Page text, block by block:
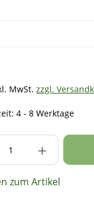
MwSt.zzgl.
4 - 8 Werktage
Anzahl:
zum Artikel